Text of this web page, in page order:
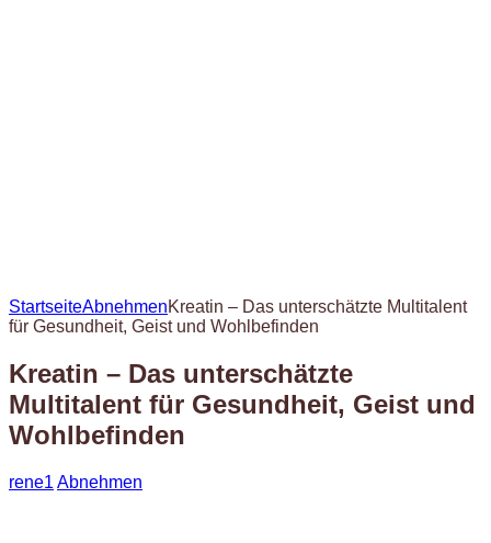
StartseiteAbnehmenKreatin – Das unterschätzte Multitalent
für Gesundheit, Geist und Wohlbefinden
Kreatin – Das unterschätzte
Multitalent für Gesundheit, Geist und
Wohlbefinden
rene1 Abnehmen